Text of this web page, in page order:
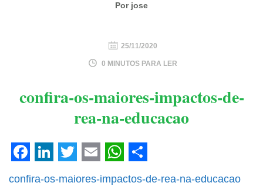
Por jose
25/11/2020
0 MINUTOS PARA LER
confira-os-maiores-impactos-de-
rea-na-educacao
Facebook
LinkedIn
Twitter
EmailWhatsApp
Share
confira-os-maiores-impactos-de-rea-na-educacao